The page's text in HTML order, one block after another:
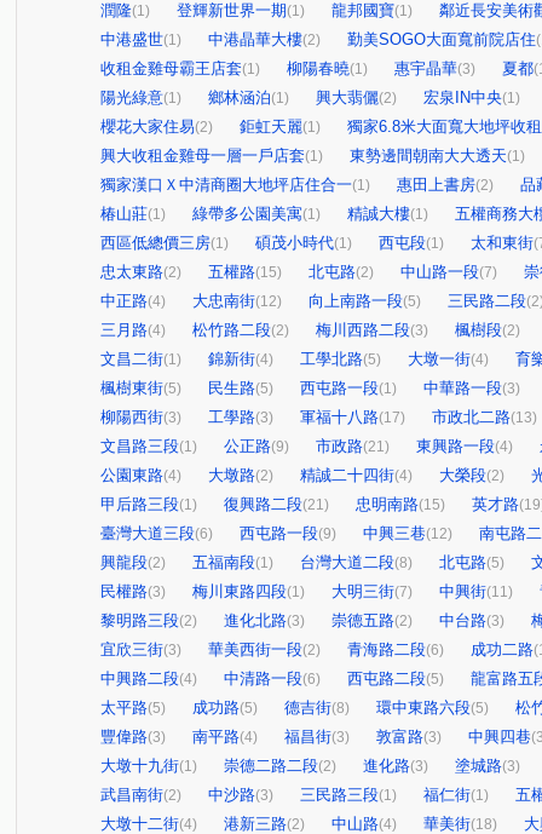
潤隆(1) 登輝新世界一期(1) 龍邦國寶(1)
鄰近長安美術
中港盛世(1) 中港晶華大樓(2) 勤美SOGO大面寬前院店住
收租金雞母霸王店套(1) 柳陽春曉(1) 惠宇晶華(3) 夏都
陽光綠意(1) 鄉林涵泊(1) 興大翡儷(2) 宏泉IN中央(1)
櫻花大家住易(2) 鉅虹天麗(1)
獨家6.8米大面寬大地坪收
興大收租金雞母一層一戶店套(1) 東勢邊間朝南大大透天(1)
獨家漢口Ｘ中清商圈大地坪店住合一(1) 惠田上書房(2)
品
椿山莊(1) 綠帶多公園美寓(1) 精誠大樓(1)
五權商務大
西區低總價三房(1) 碩茂小時代(1) 西屯段(1) 太和東街
忠太東路(2) 五權路(15) 北屯路(2) 中山路一段(7)
中正路(4) 大忠南街(12) 向上南路一段(5) 三民路二段
三月路(4) 松竹路二段(2) 梅川西路二段(3) 楓樹段(2)
文昌二街(1) 錦新街(4) 工學北路(5) 大墩一街(4)
育
楓樹東街(5) 民生路(5) 西屯路一段(1) 中華路一段(3)
柳陽西街(3) 工學路(3) 軍福十八路(17) 市政北二路(13)
文昌路三段(1) 公正路(9) 市政路(21) 東興路一段(4)
公園東路(4) 大墩路(2) 精誠二十四街(4) 大榮段(2)
甲后路三段(1) 復興路二段(21) 忠明南路(15) 英才路
臺灣大道三段(6) 西屯路一段(9) 中興三巷(12)
南屯路
興龍段(2) 五福南段(1) 台灣大道二段(8) 北屯路(5)
民權路(3) 梅川東路四段(1) 大明三街(7) 中興街(11)
黎明路三段(2) 進化北路(3) 崇德五路(2) 中台路(3)
宜欣三街(3) 華美西街一段(2) 青海路二段(6) 成功二路
中興路二段(4) 中清路一段(6) 西屯路二段(5)
龍富路五
太平路(5) 成功路(5) 德吉街(8) 環中東路六段(5)
松
豐偉路(3) 南平路(4) 福昌街(3) 敦富路(3) 中興四巷
大墩十九街(1) 崇德二路二段(2) 進化路(3) 塗城路(3)
武昌南街(2) 中沙路(3) 三民路三段(1) 福仁街(1)
五
大墩十二街(4) 港新三路(2) 中山路(4) 華美街(18)